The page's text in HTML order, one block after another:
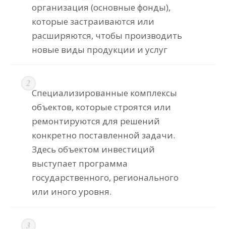
организация (основные фонды),
которые застраиваются или
расширяются, чтобы производить
новые виды продукции и услуг
Специализированные комплексы
объектов, которые строятся или
ремонтируются для решений
конкретно поставленной задачи.
Здесь объектом инвестиций
выступает программа
государственного, регионального
или иного уровня.